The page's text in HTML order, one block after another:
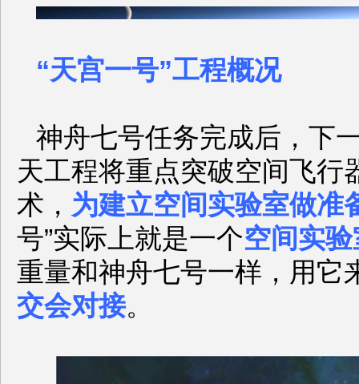
“天宫一号”工程概况
神舟七号任务完成后，下
天工程将重点突破空间飞行
术， 为建立空间实验室做准
号”实际上就是一个空间实
重量和神舟七号一样，用它
交会对接。